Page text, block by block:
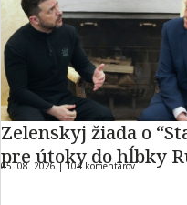
Zelenskyj žiada o
pre útoky do hĺbky
05. 08. 2026 |104 komentárov